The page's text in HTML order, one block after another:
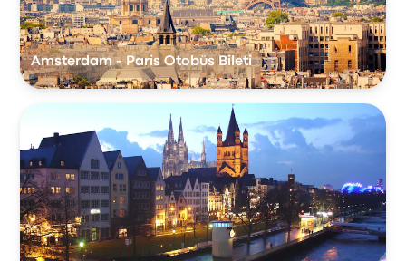
Amsterdam - Paris Otobüs Bileti